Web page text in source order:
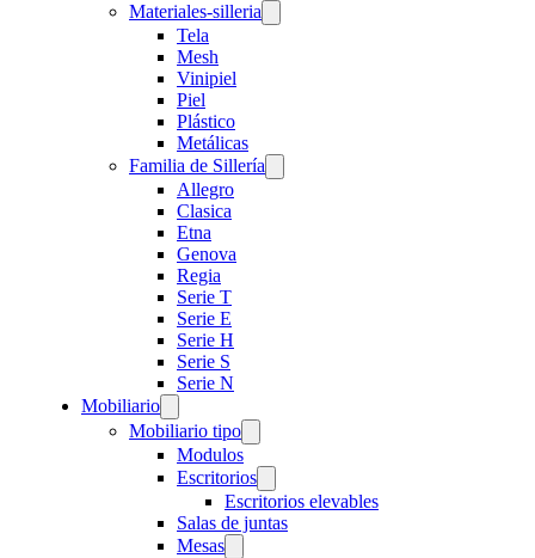
Materiales-silleria
Tela
Mesh
Vinipiel
Piel
Plástico
Metálicas
Familia de Sillería
Allegro
Clasica
Etna
Genova
Regia
Serie T
Serie E
Serie H
Serie S
Serie N
Mobiliario
Mobiliario tipo
Modulos
Escritorios
Escritorios elevables
Salas de juntas
Mesas